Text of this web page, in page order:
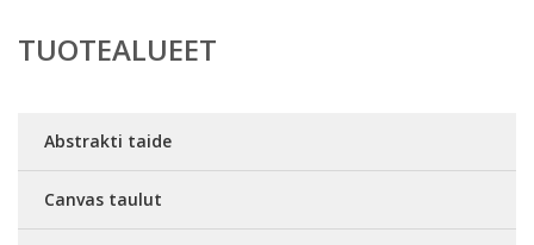
TUOTEALUEET
Abstrakti taide
Canvas taulut